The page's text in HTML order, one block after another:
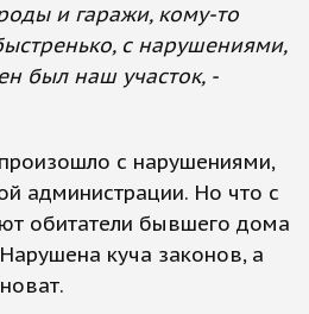
и гаражи, кому-то
с нарушениями,
был наш участок, -
с нарушениями,
администрации. Но что с
обитатели бывшего дома
куча законов, а